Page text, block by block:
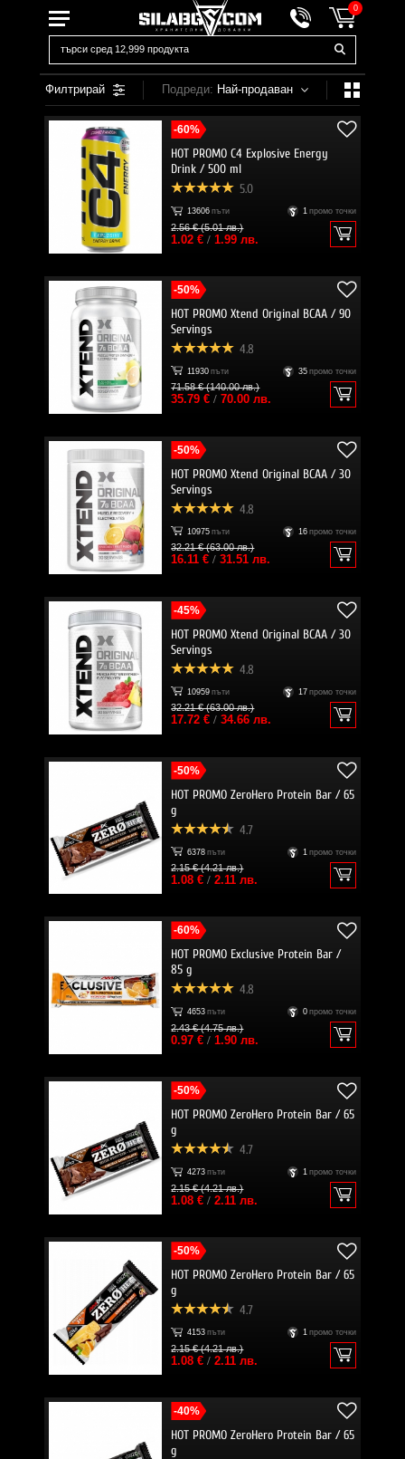
0
Филтрирай Подреди: Най-продаван
-60%
HOT PROMO C4 Explosive Energy
Drink / 500 ml
5.0
13606 пъти 1 промо точки
2.56 € (5.01 лв.)
1.02 €/ 1.99 лв.
-50%
HOT PROMO Xtend Original BCAA / 90
Servings
4.8
11930 пъти 35 промо точки
71.58 € (140.00 лв.)
35.79 €/ 70.00 лв.
-50%
HOT PROMO Xtend Original BCAA / 30
Servings
4.8
10975 пъти 16 промо точки
32.21 € (63.00 лв.)
16.11 €/ 31.51 лв.
-45%
HOT PROMO Xtend Original BCAA / 30
Servings
4.8
10959 пъти 17 промо точки
32.21 € (63.00 лв.)
17.72 €/ 34.66 лв.
-50%
HOT PROMO ZeroHero Protein Bar / 65
g
4.7
6378 пъти 1 промо точки
2.15 € (4.21 лв.)
1.08 €/ 2.11 лв.
-60%
HOT PROMO Exclusive Protein Bar /
85 g
4.8
4653 пъти 0 промо точки
2.43 € (4.75 лв.)
0.97 €/ 1.90 лв.
-50%
HOT PROMO ZeroHero Protein Bar / 65
g
4.7
4273 пъти 1 промо точки
2.15 € (4.21 лв.)
1.08 €/ 2.11 лв.
-50%
HOT PROMO ZeroHero Protein Bar / 65
g
4.7
4153 пъти 1 промо точки
2.15 € (4.21 лв.)
1.08 €/ 2.11 лв.
-40%
HOT PROMO ZeroHero Protein Bar / 65
g